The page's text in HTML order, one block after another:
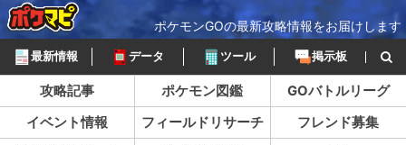
ポケモンGOの最新攻略情報をお届けします
最新情報 データ ツール 掲示板
攻略記事 ポケモン図鑑
GOバトルリーグ
イベント情報
フィールドリサーチ
フレンド募集